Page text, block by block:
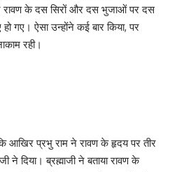
रावण के दस सिरों और दस भुजाओं पर दस
गए। ऐसा उन्होंने कई बार किया, पर
रही।
आखिर प्रभु राम ने रावण के हृदय पर तीर
ने दिया। ब्रह्माजी ने बताया रावण के